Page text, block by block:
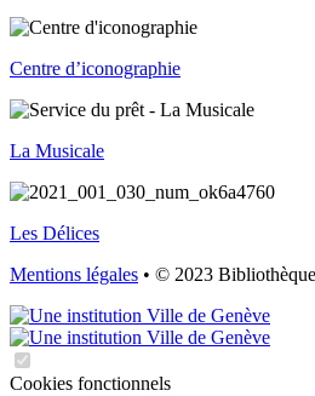
Centre d’iconographie
La Musicale
Les Délices
Mentions légales • © 2023
Cookies fonctionnels